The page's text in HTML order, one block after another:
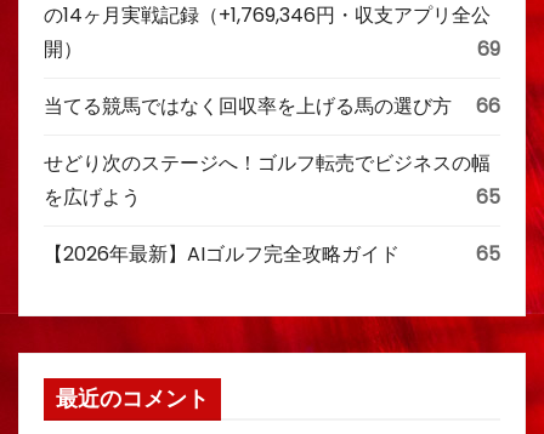
の14ヶ月実戦記録（+1,769,346円・収支アプリ全公
開）
69
当てる競馬ではなく回収率を上げる馬の選び方 66
せどり次のステージへ！ゴルフ転売でビジネスの幅
を広げよう
65
【2026年最新】AIゴルフ完全攻略ガイド 65
最近のコメント